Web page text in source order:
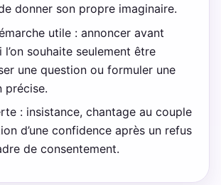
donner son propre imaginaire.
utile : annoncer avant
l’on souhaite seulement être
une question ou formuler une
précise.
: insistance, chantage au couple
d’une confidence après un refus
de consentement.